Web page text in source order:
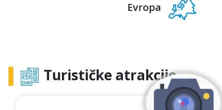
Evropa
Turističke atrakcije